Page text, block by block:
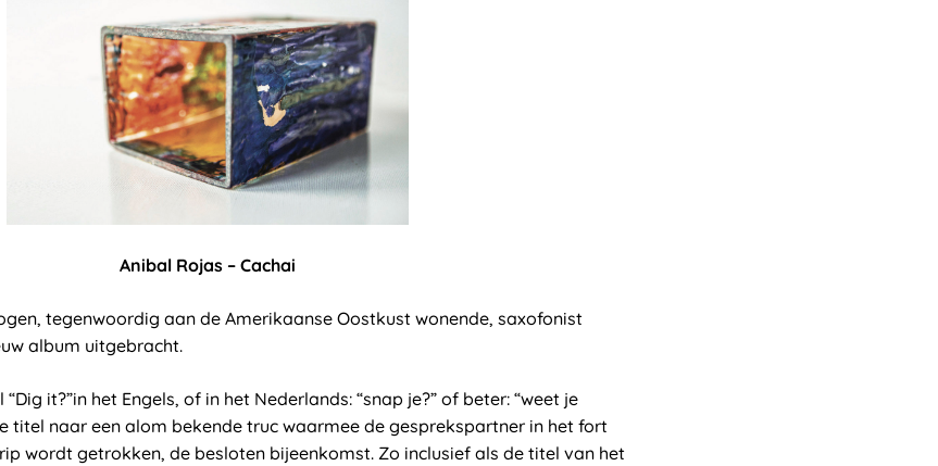
Anibal Rojas – Cachai
tegenwoordig aan de Amerikaanse Oostkust wonende, saxofonist
album uitgebracht.
“Dig it?”in het Engels, of in het Nederlands: “snap je?” of beter: “weet je
titel naar een alom bekende truc waarmee de gesprekspartner in het fort
wordt getrokken, de besloten bijeenkomst. Zo inclusief als de titel van het